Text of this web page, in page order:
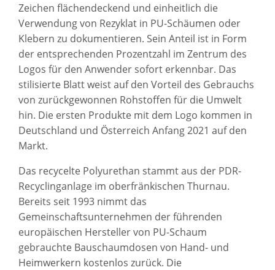
Zeichen flächendeckend und einheitlich die
Verwendung von Rezyklat in PU-Schäumen oder
Klebern zu dokumentieren. Sein Anteil ist in Form
der entsprechenden Prozentzahl im Zentrum des
Logos für den Anwender sofort erkennbar. Das
stilisierte Blatt weist auf den Vorteil des Gebrauchs
von zurückgewonnen Rohstoffen für die Umwelt
hin. Die ersten Produkte mit dem Logo kommen in
Deutschland und Österreich Anfang 2021 auf den
Markt.
Das recycelte Polyurethan stammt aus der PDR-
Recyclinganlage im oberfränkischen Thurnau.
Bereits seit 1993 nimmt das
Gemeinschaftsunternehmen der führenden
europäischen Hersteller von PU-Schaum
gebrauchte Bauschaumdosen von Hand- und
Heimwerkern kostenlos zurück. Die